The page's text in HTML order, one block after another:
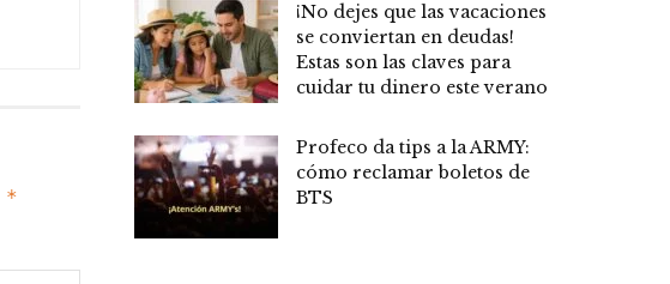
*
¡No dejes que las vacaciones
se conviertan en deudas!
Estas son las claves para
cuidar tu dinero este verano
Profeco da tips a la ARMY:
cómo reclamar boletos de
BTS